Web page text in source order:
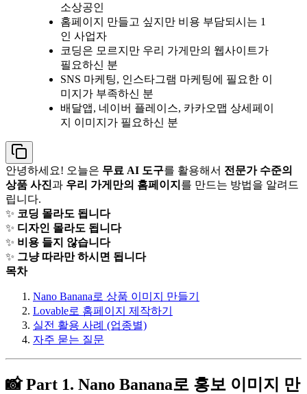
소상공인
홈페이지 만들고 싶지만 비용 부담되시는 1
인 사업자
코딩은 모르지만 우리 가게만의 웹사이트가
필요하신 분
SNS 마케팅, 인스타그램 마케팅에 필요한 이
미지가 부족하신 분
배달앱, 네이버 플레이스, 카카오맵 상세페이
지 이미지가 필요하신 분
안녕하세요! 오늘은 무료 AI 도구를 활용해서 전문가 수준의
상품 사진과 우리 가게만의 홈페이지 를 만드는 방법을 알려드
립니다.
✨ 코딩 몰라도 됩니다
✨ 디자인 몰라도 됩니다
✨ 비용 들지 않습니다
✨ 그냥 따라만 하시면 됩니다
목차
Nano Banana로 상품 이미지 만들기
Lovable로 홈페이지 제작하기
실전 활용 사례 (업종별)
자주 묻는 질문
📸 Part 1. Nano Banana로 홍보 이미지 만